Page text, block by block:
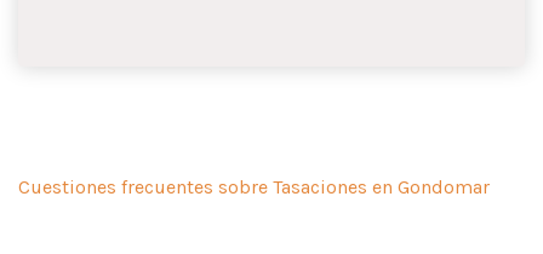
Cuestiones frecuentes sobre Tasaciones en Gondomar